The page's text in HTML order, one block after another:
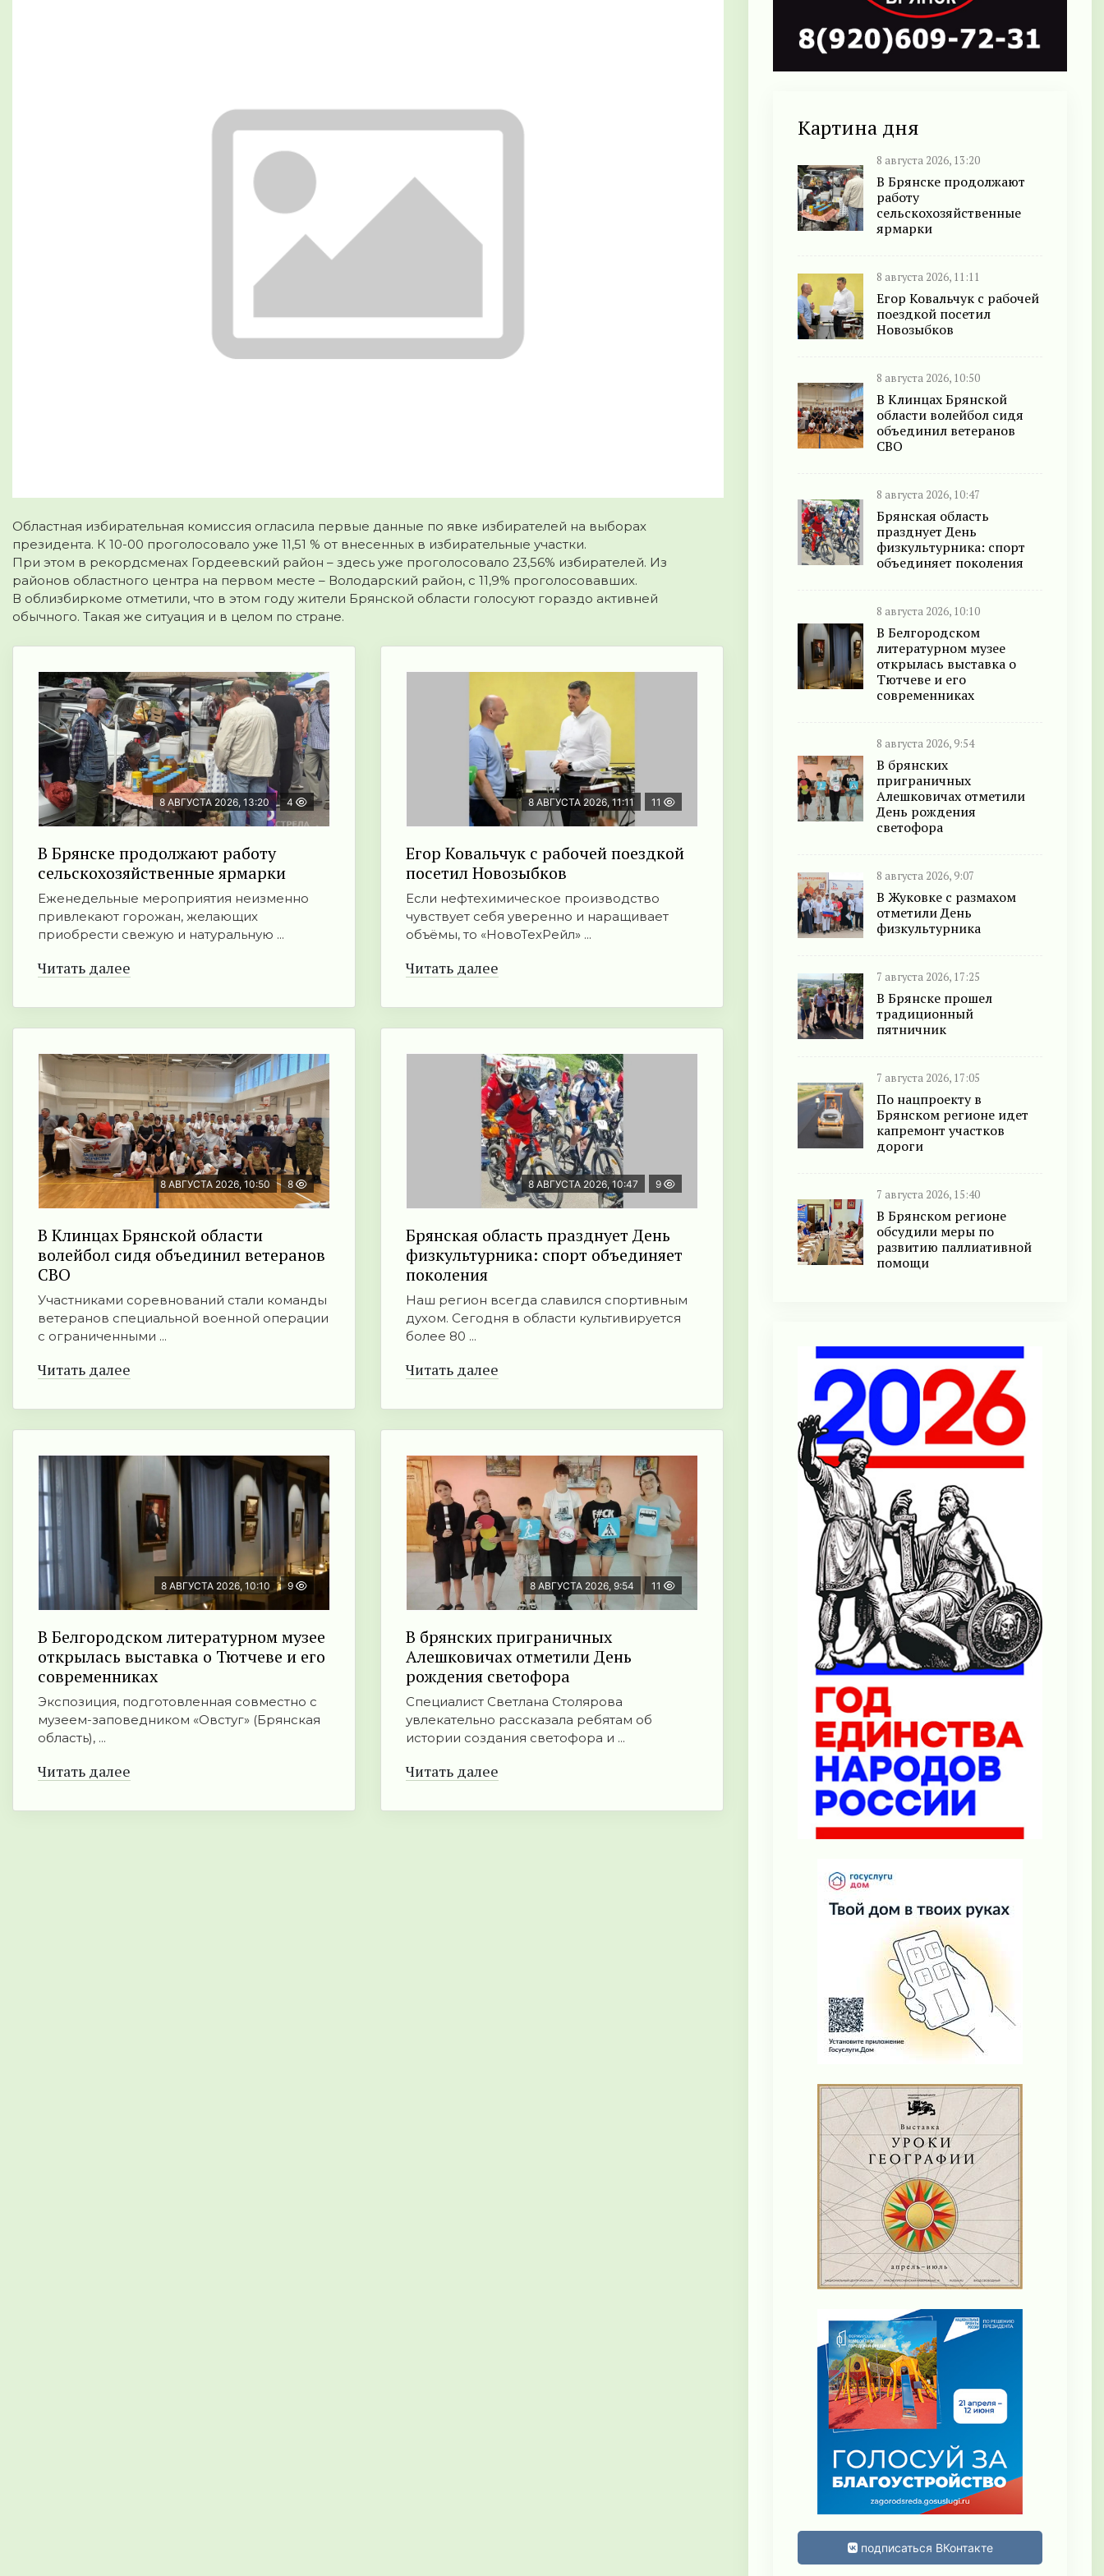
Областная избирательная комиссия огласила первые данные по явке избирателей на выборах
президента. К 10-00 проголосовало уже 11,51 % от внесенных в избирательные участки.
При этом в рекордсменах Гордеевский район – здесь уже проголосовало 23,56% избирателей. Из
районов областного центра на первом месте – Володарский район, с 11,9% проголосовавших.
В облизбиркоме отметили, что в этом году жители Брянской области голосуют гораздо активней
обычного. Такая же ситуация и в целом по стране.
8 АВГУСТА 2026, 13:20 4
В Брянске продолжают работу
сельскохозяйственные ярмарки
Еженедельные мероприятия неизменно
привлекают горожан, желающих
приобрести свежую и натуральную ...
Читать далее
8 АВГУСТА 2026, 11:11 11
Егор Ковальчук с рабочей поездкой
посетил Новозыбков
Если нефтехимическое производство
чувствует себя уверенно и наращивает
объёмы, то «НовоТехРейл» ...
Читать далее
8 АВГУСТА 2026, 10:50 8
В Клинцах Брянской области
волейбол сидя объединил ветеранов
СВО
Участниками соревнований стали команды
ветеранов специальной военной операции
с ограниченными ...
Читать далее
8 АВГУСТА 2026, 10:47 9
Брянская область празднует День
физкультурника: спорт объединяет
поколения
Наш регион всегда славился спортивным
духом. Сегодня в области культивируется
более 80 ...
Читать далее
8 АВГУСТА 2026, 10:10 9
В Белгородском литературном музее
открылась выставка о Тютчеве и его
современниках
Экспозиция, подготовленная совместно с
музеем-заповедником «Овстуг» (Брянская
область), ...
Читать далее
8 АВГУСТА 2026, 9:54 11
В брянских приграничных
Алешковичах отметили День
рождения светофора
Специалист Светлана Столярова
увлекательно рассказала ребятам об
истории создания светофора и ...
Читать далее
Картина дня
8 августа 2026, 13:20
В Брянске продолжают
работу
сельскохозяйственные
ярмарки
8 августа 2026, 11:11
Егор Ковальчук с рабочей
поездкой посетил
Новозыбков
8 августа 2026, 10:50
В Клинцах Брянской
области волейбол сидя
объединил ветеранов
СВО
8 августа 2026, 10:47
Брянская область
празднует День
физкультурника: спорт
объединяет поколения
8 августа 2026, 10:10
В Белгородском
литературном музее
открылась выставка о
Тютчеве и его
современниках
8 августа 2026, 9:54
В брянских
приграничных
Алешковичах отметили
День рождения
светофора
8 августа 2026, 9:07
В Жуковке с размахом
отметили День
физкультурника
7 августа 2026, 17:25
В Брянске прошел
традиционный
пятничник
7 августа 2026, 17:05
По нацпроекту в
Брянском регионе идет
капремонт участков
дороги
7 августа 2026, 15:40
В Брянском регионе
обсудили меры по
развитию паллиативной
помощи
подписаться ВКонтакте